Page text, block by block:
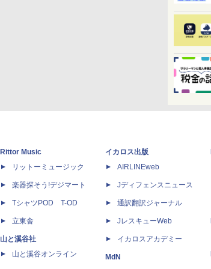
Rittor Music
リットーミュージック
楽器探そう!デジマート
TシャツPOD T-OD
立東舎
山と溪谷社
山と溪谷オンライン
イカロス出版
AIRLINEweb
Jディフェンスニュース
通訳翻訳ジャーナル
JレスキューWeb
イカロスアカデミー
MdN